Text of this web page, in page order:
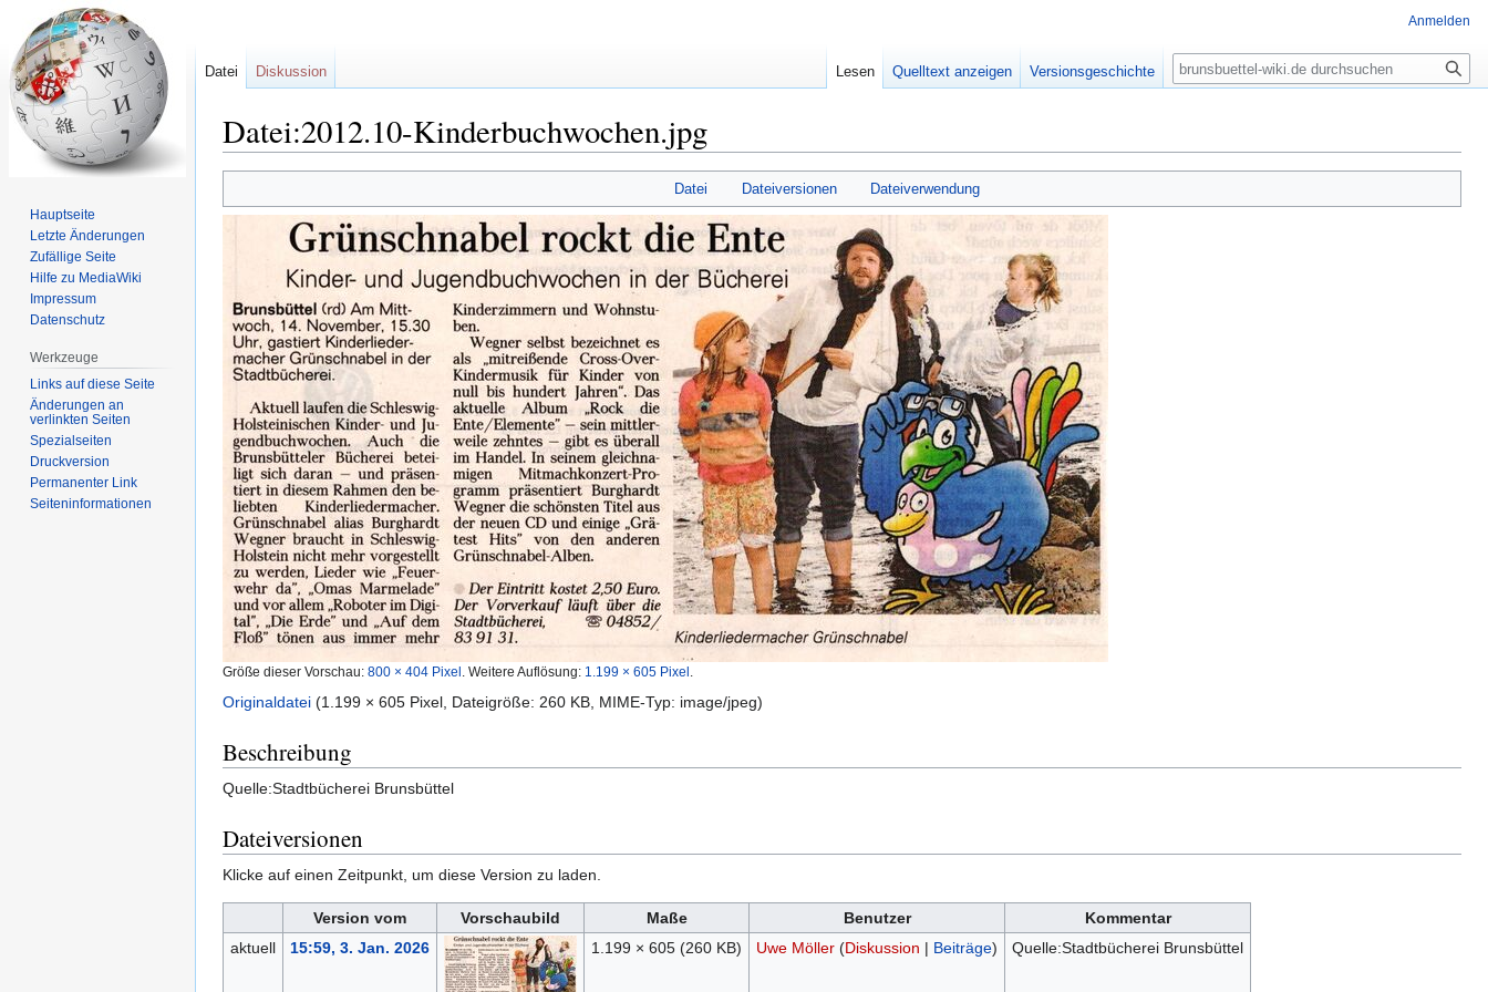
Datei:2012.10-Kinderbuchwochen.jpg
Navigation
Suche
Datei Dateiversionen Dateiverwendung
Größe dieser Vorschau: 800 × 404 Pixel Weitere Auflösung: 1.199 × 605 Pixel
Originaldatei (1.199 × 605 Pixel, Dateigröße: 260 KB, MIME-Typ: image/jpeg)
Beschreibung
Quelle:Stadtbücherei Brunsbüttel
Dateiversionen
Klicke auf einen Zeitpunkt, um diese Version zu laden.
Version vom Vorschaubild Maße Benutzer
Kommentar
aktuell
15:59, 3. Jan. 2026 1.199 × 605 (260 KB) Uwe Möller (Diskussion | Beiträge) Quelle:Stadtbücherei Brunsbüttel
Anmelden
Datei Diskussion Lesen Quelltext anzeigen Versionsgeschichte
Suche
Hauptseite
Letzte Änderungen
Zufällige Seite
Hilfe zu MediaWiki
Impressum
Datenschutz
Werkzeuge
Links auf diese Seite
Änderungen an
verlinkten Seiten
Spezialseiten
Druckversion
Permanenter Link
Seiten­informationen